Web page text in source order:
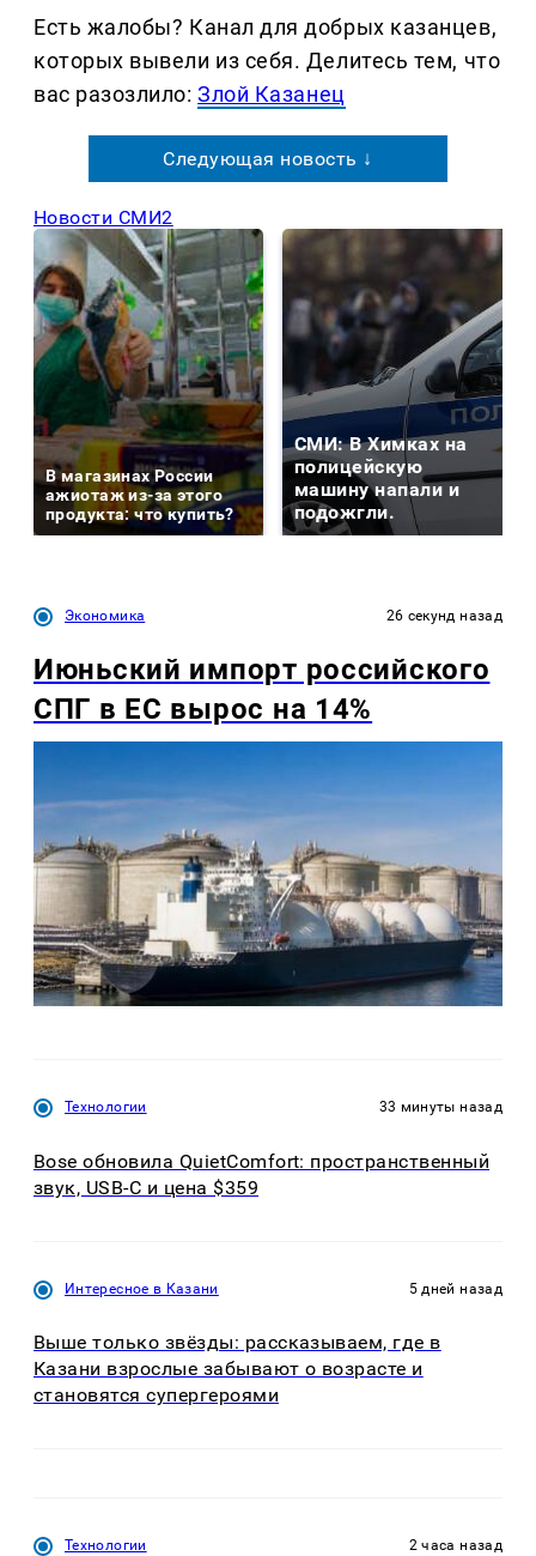
Есть жалобы? Канал для добрых казанцев,
которых вывели из себя. Делитеcь тем, что
вас разозлило:Злой Казанец
Следующая новость ↓
Новости СМИ2
В магазинах России
ажиотаж из-за этого
продукта: что купить?
СМИ: В Химках на
полицейскую
машину напали и
подожгли.
Экономика 26 секунд назад
Июньский импорт российского
СПГ в ЕС вырос на 14%
Технологии 33 минуты назад
Bose обновила QuietComfort: пространственный
звук, USB-C и цена $359
Интересное в Казани 5 дней назад
Выше только звёзды: рассказываем, где в
Казани взрослые забывают о возрасте и
становятся супергероями
Технологии 2 часа назад